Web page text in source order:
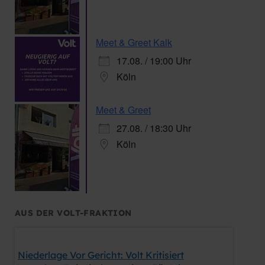
Meet & Greet Kalk
17.08. / 19:00 Uhr
Köln
Meet & Greet
27.08. / 18:30 Uhr
Köln
AUS DER VOLT-FRAKTION
Niederlage Vor Gericht: Volt Kritisiert
Beitrag zur Demokratie zu leisten.
Download
Ausgefüllte Formulare hole ich nach
Absprache gerne persönlich ab oder
senden an den Korber Weg 17, 50767
Köln